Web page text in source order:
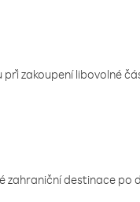
zakoupení libovolné
destinace po